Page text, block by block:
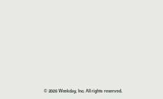
© 2026 Weekday, Inc. All rights reserved.